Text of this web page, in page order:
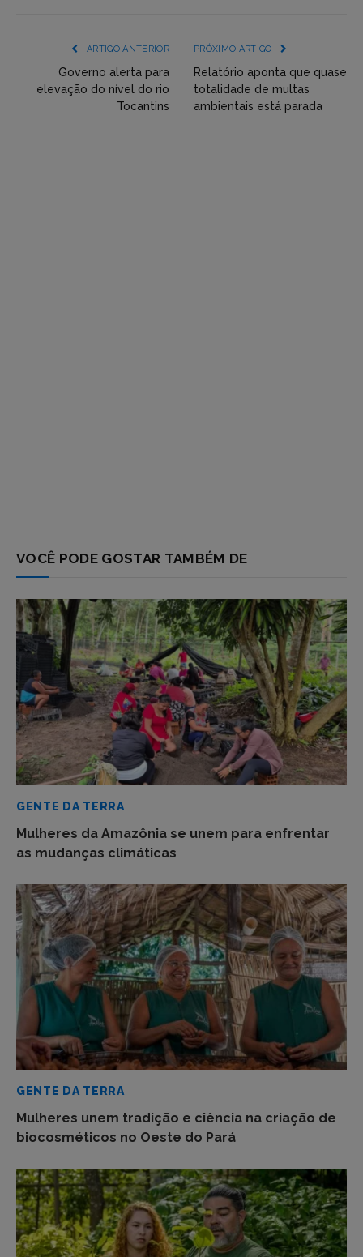
(YouTube,
Twitter,
Flickr
ARTIGO ANTERIOR
Governo alerta para
elevação do nível do rio
Tocantins
PRÓXIMO ARTIGO
Relatório aponta que quase
totalidade de multas
ambientais está parada
VOCÊ PODE GOSTAR TAMBÉM DE
GENTE DA TERRA
Mulheres da Amazônia se unem para enfrentar
as mudanças climáticas
GENTE DA TERRA
Mulheres unem tradição e ciência na criação de
biocosméticos no Oeste do Pará